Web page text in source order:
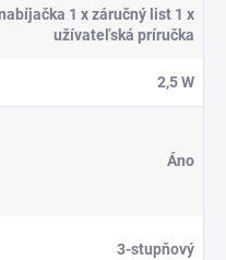
1 x záručný list 1 x
užívateľská príručka
2,5 W
Áno
3-stupňový